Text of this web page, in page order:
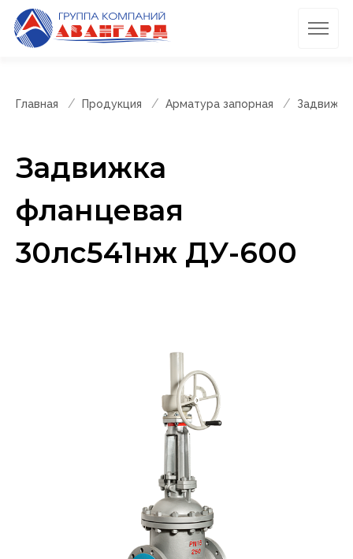
Главная Продукция Арматура запорная
Задвижка
фланцевая
30лс541нж ДУ-600